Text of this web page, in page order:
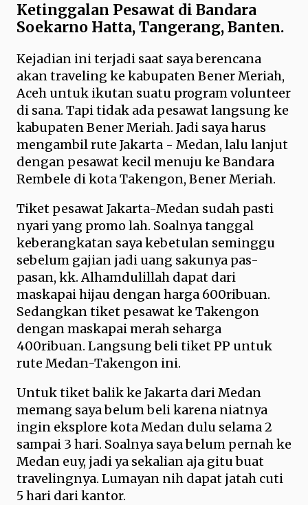
Ketinggalan Pesawat di Bandara
Soekarno Hatta, Tangerang, Banten.
Kejadian ini terjadi saat saya berencana
akan traveling ke kabupaten Bener Meriah,
Aceh untuk ikutan suatu program volunteer
di sana. Tapi tidak ada pesawat langsung ke
kabupaten Bener Meriah. Jadi saya harus
mengambil rute Jakarta - Medan, lalu lanjut
dengan pesawat kecil menuju ke Bandara
Rembele di kota Takengon, Bener Meriah.
Tiket pesawat Jakarta-Medan sudah pasti
nyari yang promo lah. Soalnya tanggal
keberangkatan saya kebetulan seminggu
sebelum gajian jadi uang sakunya pas-
pasan, kk. Alhamdulillah dapat dari
maskapai hijau dengan harga 600ribuan.
Sedangkan tiket pesawat ke Takengon
dengan maskapai merah seharga
400ribuan. Langsung beli tiket PP untuk
rute Medan-Takengon ini.
Untuk tiket balik ke Jakarta dari Medan
memang saya belum beli karena niatnya
ingin eksplore kota Medan dulu selama 2
sampai 3 hari. Soalnya saya belum pernah ke
Medan euy, jadi ya sekalian aja gitu buat
travelingnya. Lumayan nih dapat jatah cuti
5 hari dari kantor.